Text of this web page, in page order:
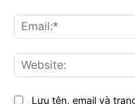
Lưu tên, email và